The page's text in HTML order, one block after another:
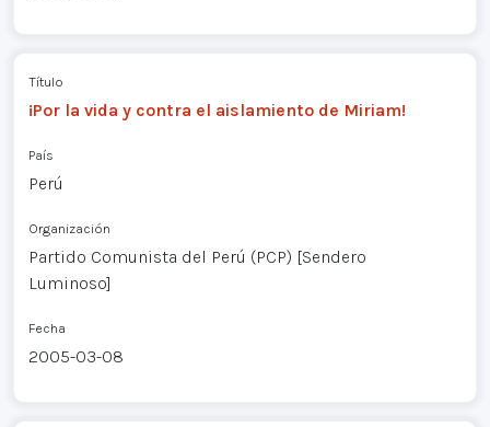
Título
¡Por la vida y contra el aislamiento de Miriam!
País
Perú
Organización
Partido Comunista del Perú (PCP) [Sendero
Luminoso]
Fecha
2005-03-08